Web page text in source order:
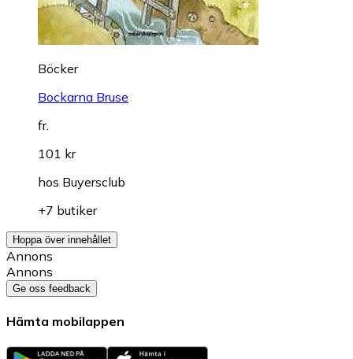
Böcker
Bockarna Bruse
fr.
101 kr
hos Buyersclub
+7 butiker
Hoppa över innehållet
Annons
Annons
Ge oss feedback
Hämta mobilappen